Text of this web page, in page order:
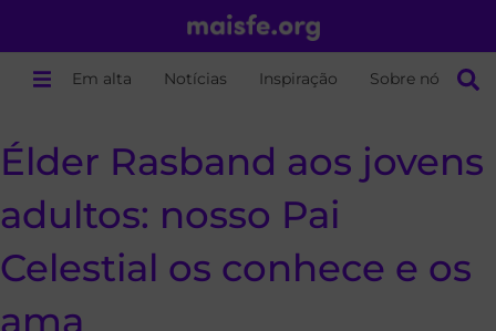
Em alta Notícias Inspiração Sobre nós
Élder Rasband aos jovens
adultos: nosso Pai
Celestial os conhece e os
ama